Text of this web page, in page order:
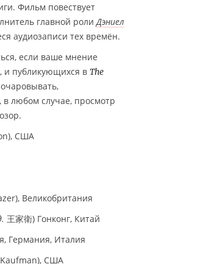
Фильм повествует
главной роли Дэниел
аудиозаписи тех времён.
если ваше мнение
и публикующихся в The
в любом случае, просмотр
США
Великобритания
王家衛) Гонконг, Китай
Германия, Италия
США